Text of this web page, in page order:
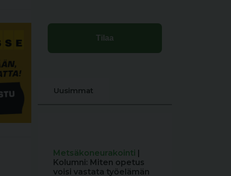
Uusimmat
Metsäkoneurakointi |
Kolumni: Miten opetus
voisi vastata työelämän